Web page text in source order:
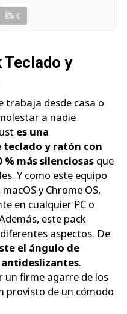
€
Teclado y
trabaja desde casa o
a nadie
es una
teclado y ratón con
más silenciosas que
Y como este equipo
y Chrome OS,
en cualquier PC o
este pack
aspectos. De
el ángulo de
.
un firme agarre de los
provisto de un cómodo